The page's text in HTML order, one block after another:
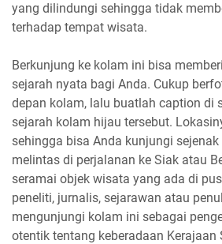
yang dilindungi sehingga tidak
terhadap tempat wisata.
Berkunjung ke kolam ini bisa
sejarah nyata bagi Anda. Cukup
depan kolam, lalu buatlah caption di
sejarah kolam hijau tersebut.
sehingga bisa Anda kunjungi
melintas di perjalanan ke Siak atau
seramai objek wisata yang ada di
peneliti, jurnalis, sejarawan atau
mengunjungi kolam ini sebagai
otentik tentang keberadaan